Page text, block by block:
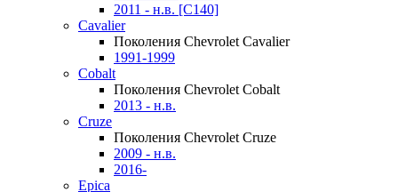
2011 - н.в. [C140]
Cavalier
Поколения Chevrolet Cavalier
1991-1999
Cobalt
Поколения Chevrolet Cobalt
2013 - н.в.
Cruze
Поколения Chevrolet Cruze
2009 - н.в.
2016-
Epica